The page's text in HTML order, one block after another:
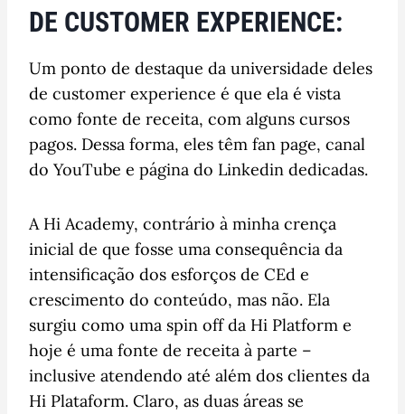
DE CUSTOMER EXPERIENCE:
Um ponto de destaque da universidade deles
de customer experience é que ela é vista
como fonte de receita, com alguns cursos
pagos. Dessa forma, eles têm fan page, canal
do YouTube e página do Linkedin dedicadas.
A Hi Academy, contrário à minha crença
inicial de que fosse uma consequência da
intensificação dos esforços de CEd e
crescimento do conteúdo, mas não. Ela
surgiu como uma spin off da Hi Platform e
hoje é uma fonte de receita à parte –
inclusive atendendo até além dos clientes da
Hi Plataform. Claro, as duas áreas se